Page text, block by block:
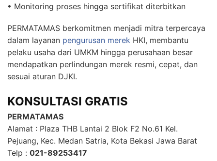
• Monitoring proses hingga sertifikat diterbitkan
PERMATAMAS berkomitmen menjadi mitra terpercaya
dalam layanan pengurusan merek HKI, membantu
pelaku usaha dari UMKM hingga perusahaan besar
mendapatkan perlindungan merek resmi, cepat, dan
sesuai aturan DJKI.
KONSULTASI GRATIS
PERMATAMAS
Alamat : Plaza THB Lantai 2 Blok F2 No.61 Kel.
Pejuang, Kec. Medan Satria, Kota Bekasi Jawa Barat
Telp : 021-89253417